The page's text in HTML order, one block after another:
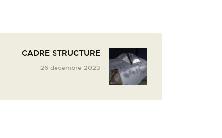
CADRE STRUCTURE
26 décembre 2023